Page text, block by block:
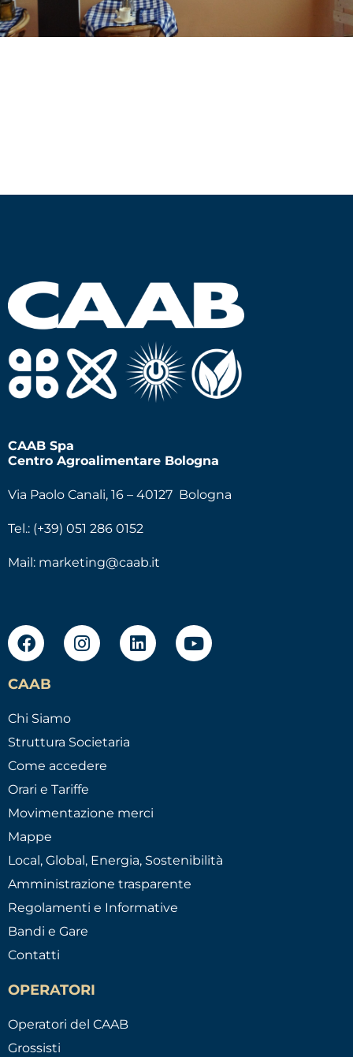
CAAB Spa
Centro Agroalimentare Bologna
Via Paolo Canali, 16 – 40127 Bologna
Tel.: (+39) 051 286 0152
Mail: marketing@caab.it
CAAB
Chi Siamo
Struttura Societaria
Come accedere
Orari e Tariffe
Movimentazione merci
Mappe
Local, Global, Energia, Sostenibilità
Amministrazione trasparente
Regolamenti e Informative
Bandi e Gare
Contatti
OPERATORI
Operatori del CAAB
Grossisti